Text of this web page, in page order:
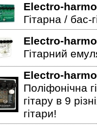
Electro-
Гітарна / бас-
Electro-
Гітарний
Electro-
Поліфонічна
гітару в 9
гітари!